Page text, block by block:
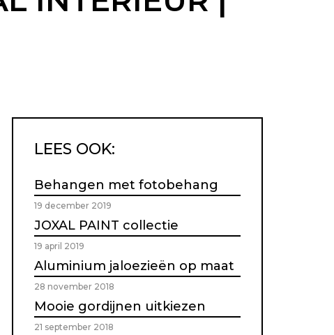
LEES OOK:
Behangen met fotobehang
19 december 2019
JOXAL PAINT collectie
19 april 2019
Aluminium jaloezieën op maat
28 november 2018
Mooie gordijnen uitkiezen
21 september 2018